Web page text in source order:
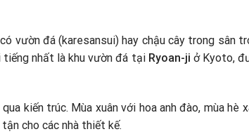
vườn đá (karesansui) hay chậu cây trong sân
tiếng nhất là khu vườn đá tại Ryoan-ji ở Kyoto,
kiến trúc. Mùa xuân với hoa anh đào, mùa hè
cho các nhà thiết kế.